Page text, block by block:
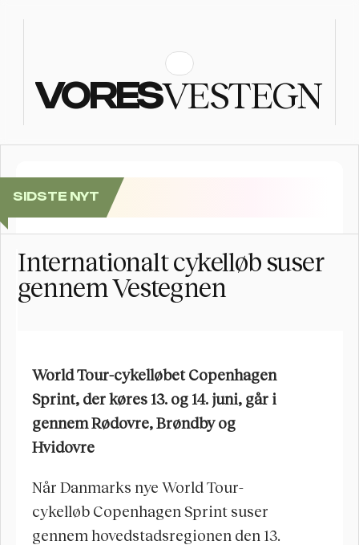
VORESVESTEGN
SIDSTE NYT
Brøndbys Længste Bord: Kom til fællesspisning i
Internationalt cykelløb suser
gennem Vestegnen
World Tour-cykelløbet Copenhagen
Sprint, der køres 13. og 14. juni, går i
gennem Rødovre, Brøndby og
Hvidovre
Når Danmarks nye World Tour-
cykelløb Copenhagen Sprint suser
gennem hovedstadsregionen den 13.